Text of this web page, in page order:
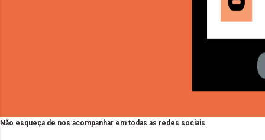
Não esqueça de nos acompanhar em todas as redes sociais.